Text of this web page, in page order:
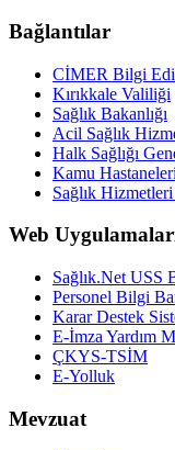
Bağlantılar
CİMER Bilgi
Kırıkkale Valiliği
Sağlık Bakanlığı
Acil Sağlık
Halk Sağlığı
Kamu
Sağlık
Web
Sağlık.Net USS
Personel Bilgi
Karar Destek
E-İmza Yardım
ÇKYS-TSİM
E-Yolluk
Mevzuat